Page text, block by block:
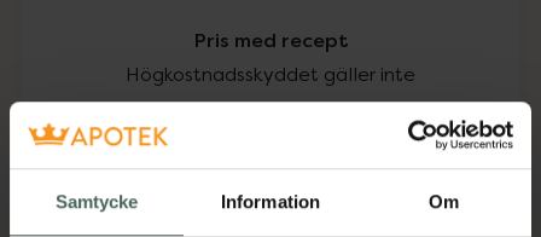
Samtycke Information Om
Pris med recept
Högkostnadsskyddet gäller inte